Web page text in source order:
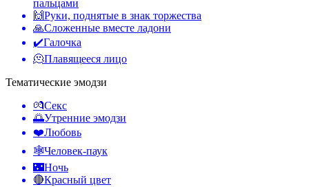
пальцами
🙌Руки, поднятые в знак торжества
🙏Сложенные вместе ладони
✔️Галочка
🫠Плавящееся лицо
Тематические эмодзи
💏Секс
🌅Утренние эмодзи
❤️Любовь
🕸️Человек-паук
🌃Ночь
🔴Красный цвет